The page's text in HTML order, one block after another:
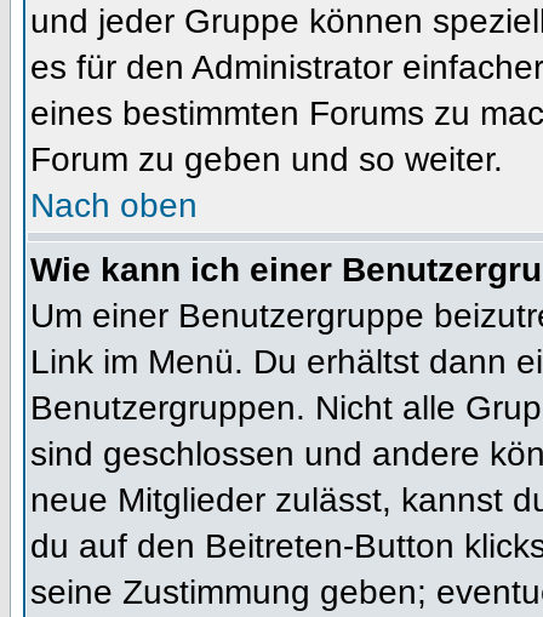
und jeder Gruppe können
es für den Administrator
eines bestimmten Forums zu
Forum zu geben und so weiter.
Nach oben
Wie kann ich einer
Um einer Benutzergruppe
Link im Menü. Du erhältst dann
Benutzergruppen. Nicht alle
sind geschlossen und andere
neue Mitglieder zulässt, kannst
du auf den Beitreten-Button
seine Zustimmung geben;